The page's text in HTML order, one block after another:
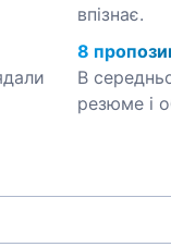
впізнає.
8
В
резюме і